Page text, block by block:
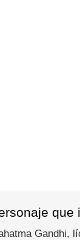
que
Gandhi,